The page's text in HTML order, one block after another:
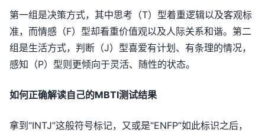
第一组是决策方式，其中思考（T）型着重逻辑以及客观标
准，而情感（F）型却看重价值观以及人际关系和谐。第二
组是生活方式，判断（J）型喜爱有计划、有条理的情况，
感知（P）型则更倾向于灵活、随性的状态。
如何正确解读自己的MBTI测试结果
拿到“INTJ”这般符号标记，又或是“ENFP”如此标识之后，